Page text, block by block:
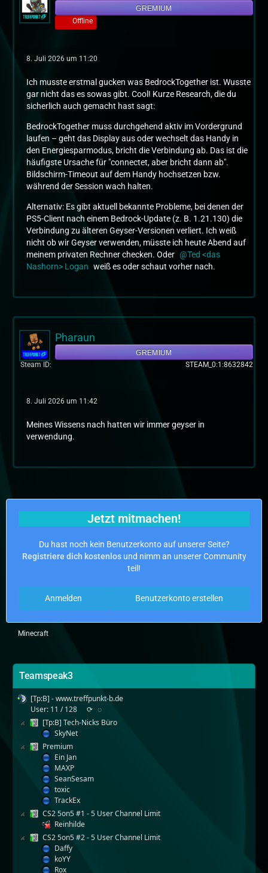
GREMIUM
Offline
8. Juli 2026 um 11:20
Ich musste erstmal gucken was BedrockTogether ist. Wusste
gar nicht das es sowas gibt. Cool! Kurze Research, die du
sicherlich auch gemacht hast sagt:
BedrockTogether muss durchgehend aktiv im Vordergrund
laufen – geht das Display aus oder wechselt das Handy in
den Energiesparmodus, bricht die Verbindung ab. Das ist die
häufigste Ursache für "connectet, aber bricht dann ab".
Bildschirm-Timeout auf dem Handy hochsetzen bzw.
während der Session wach halten.
Alternativ: Es gibt aktuell bekannte Probleme, bei denen der
PS5-Client nach einem Bedrock-Update (z. B. 1.21.130) die
Verbindung zu älteren Geyser-Versionen verliert. Ich weiß
nicht ob wir Geyser verwenden, müsste ich heute Abend auf
meinem privaten Rechner checken. Oder
Ted <das
Nashorn> Logan weiß es oder schaut vorher nach.
Pharaun
GREMIUM
Steam ID
STEAM_0:1:8632842
8. Juli 2026 um 11:42
Meines Wissens nach hatten wir immer geyser in
verwendung.
Jetzt mitmachen!
Du hast noch kein Benutzerkonto auf unserer Seite?
Registriere dich kostenlosund nimm an unserer Community
teil!
Benutzerkonto erstellen
Anmelden
Minecraft
Teamspeak3
[Tp:B] - www.treffpunkt-b.de
User: 11 / 128
⟳ ◌
[Tp:B] Tech-Nicks Büro
SkyNet
Premium
Ein Jan
MAXP
SeanSesam
toxic
TrackEx
CS2 5on5 #1 - 5 User Channel Limit
Reinhilde
CS2 5on5 #2 - 5 User Channel Limit
Daffy
koYY
Rox